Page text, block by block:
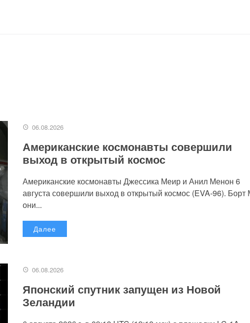
06.08.2026
Американские космонавты совершили
выход в открытый космос
Американские космонавты Джессика Меир и Анил Менон 6
августа совершили выход в открытый космос (EVA-96).
они...
Далее
06.08.2026
Японский спутник запущен из Новой
Зеландии